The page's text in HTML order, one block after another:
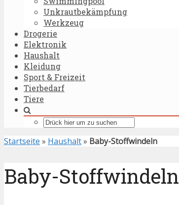
Unkrautbekämpfung
Werkzeug
Drogerie
Elektronik
Haushalt
Kleidung
Sport & Freizeit
Tierbedarf
Tiere
Startseite » Haushalt» Baby-Stoffwindeln
Baby-